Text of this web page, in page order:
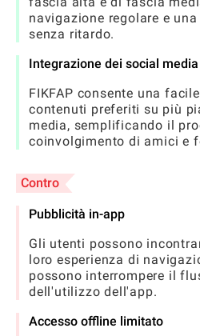
navigazione regolare e
senza ritardo.
Integrazione dei social media
FIKFAP consente una
contenuti preferiti su più
media, semplificando il
coinvolgimento di amici e
Contro
Pubblicità in-app
Gli utenti possono
loro esperienza di
possono interrompere il
dell'utilizzo dell'app.
Accesso offline limitato